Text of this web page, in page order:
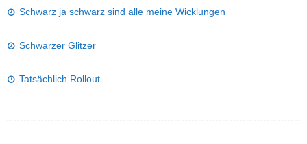
Schwarz ja schwarz sind alle meine Wicklungen
Schwarzer Glitzer
Tatsächlich Rollout